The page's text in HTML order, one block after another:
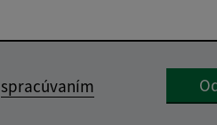
spracúvaním
Google